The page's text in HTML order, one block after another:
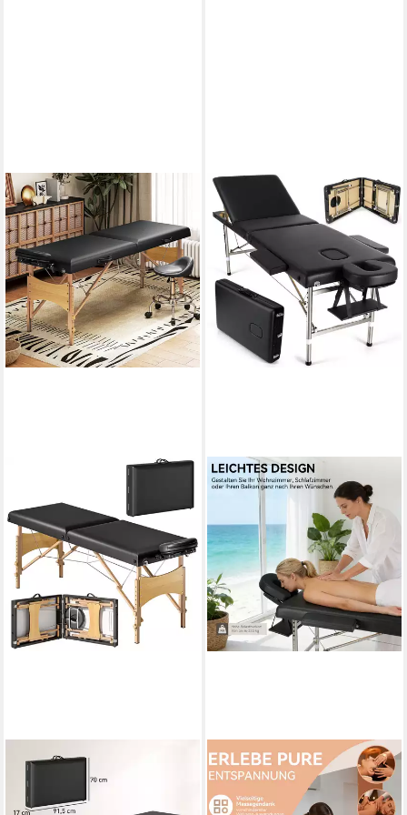
HOMCOM
Massageliege 2 Zonen
Klappbar Massagetisch
OYAJIA
Massageliege Klappbar
Massageliege Aluminium-